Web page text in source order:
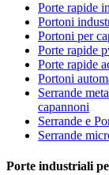
Porte rapide
Portoni
Portoni per
Porte rapide
Porte rapide
Portoni
Serrande
capannoni
Serrande e
Serrande
Porte industriali